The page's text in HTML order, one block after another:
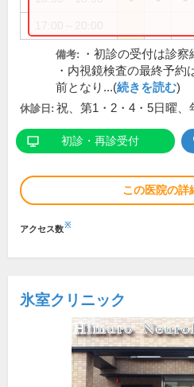
備考:
・初診の受付は診察
・内視鏡検査の最終予約
前となり...(続きを読む)
休診日: 祝、第1・2・4・5日曜、
初診・再診受付
この医院の詳
アクセス数※
氷室クリニック